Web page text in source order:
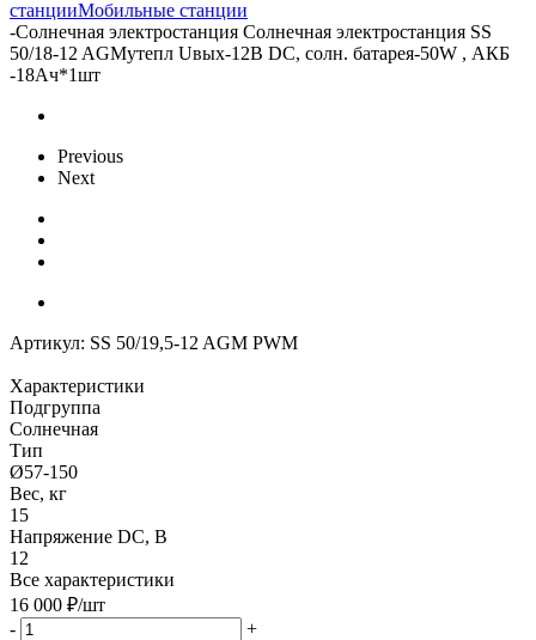
станцииМобильные станции
-Солнечная электростанция Солнечная электростанция SS
50/18-12 AGMутепл Uвых-12В DC, солн. батарея-50W , АКБ
-18Aч*1шт
Previous
Next
Артикул: SS 50/19,5-12 AGM PWM
Характеристики
Подгруппа
Солнечная
Тип
Ø57-150
Вес, кг
15
Напряжение DC, В
12
Все характеристики
16 000 ₽/шт
-
+